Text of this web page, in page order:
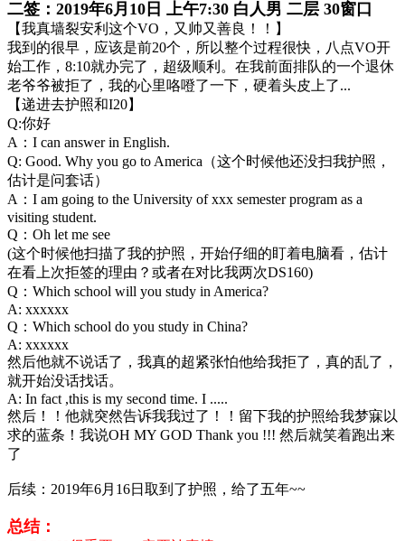
二签：2019年6月10日 上午7:30 白人男 二层 30窗口
【我真墙裂安利这个VO，又帅又善良！！】
我到的很早，应该是前20个，所以整个过程很快，八点VO开
始工作，8:10就办完了，超级顺利。在我前面排队的一个退休
老爷爷被拒了，我的心里咯噔了一下，硬着头皮上了...
【递进去护照和I20】
Q:你好
A：I can answer in English.
Q: Good. Why you go to America（这个时候他还没扫我护照，
估计是问套话）
A：I am going to the University of xxx semester program as a
visiting student.
Q：Oh let me see
(这个时候他扫描了我的护照，开始仔细的盯着电脑看，估计
在看上次拒签的理由？或者在对比我两次DS160)
Q：Which school will you study in America?
A: xxxxxx
Q：Which school do you study in China?
A: xxxxxx
然后他就不说话了，我真的超紧张怕他给我拒了，真的乱了，
就开始没话找话。
A: In fact ,this is my second time. I .....
然后！！他就突然告诉我我过了！！留下我的护照给我梦寐以
求的蓝条！我说OH MY GOD Thank you !!! 然后就笑着跑出来
了
后续：2019年6月16日取到了护照，给了五年~~
总结：